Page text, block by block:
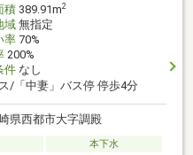
積389.91m2
域無指定
率70%
200%
件なし
/「中妻」バス停 停歩4分
県西都市大字調殿
本下水